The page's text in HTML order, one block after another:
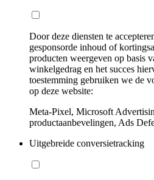
Door deze diensten te
gesponsorde inhoud of
producten weergeven op basis
winkelgedrag en het succes
toestemming gebruiken we de
op deze website:
Meta-Pixel, Microsoft
productaanbevelingen, Ads
Uitgebreide conversietracking